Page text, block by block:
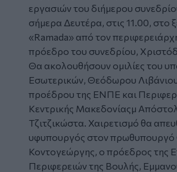
εργασιών του διήμερου
σήμερα Δευτέρα, στις 11.00, στο
«Ramada» από τον
πρόεδρο του συνεδρίου,
Θα ακολουθήσουν ομιλίες του
Εσωτερικών, Θεόδωρου
προέδρου της ΕΝΠΕ και
Κεντρικής Μακεδονίαςμ
Τζιτζικώστα. Χαιρετισμό θα
υφυπουργός στον
Κοντογεώργης, ο πρόεδρος της
Περιφερειών της Βουλής,